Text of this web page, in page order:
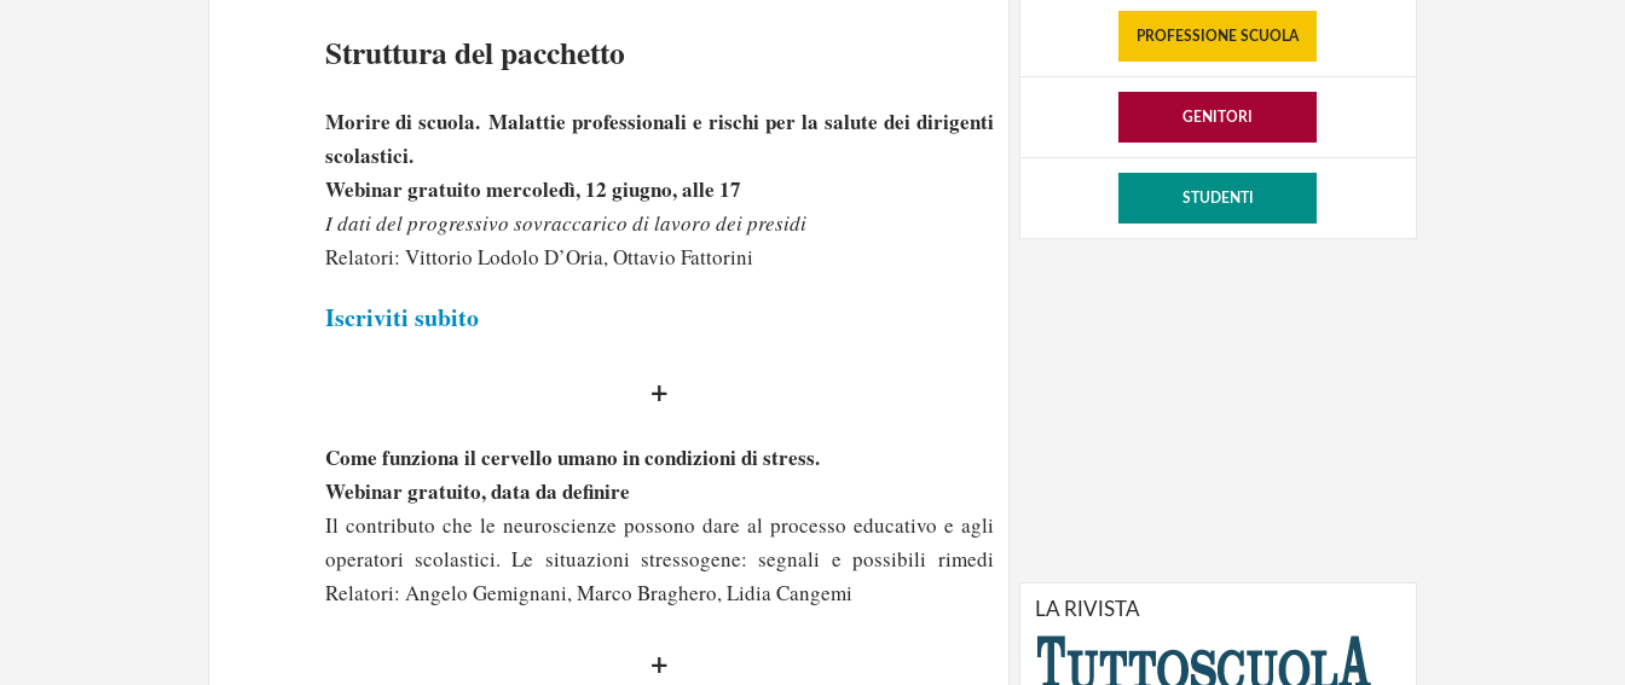
Struttura del pacchetto
Morire di scuola.Malattie professionali e rischi per la salute dei dirigenti
scolastici.
Webinar gratuito mercoledì, 12 giugno, alle 17
I dati del progressivo sovraccarico di lavoro dei presidi
Relatori: Vittorio Lodolo D’Oria, Ottavio Fattorini
Iscriviti subito
+
Come funziona il cervello umano in condizioni di stress.
Webinar gratuito, data da definire
Il contributo che le neuroscienze possono dare al processo educativo e agli
operatori scolastici. Le situazioni stressogene: segnali e possibili rimedi
Relatori: Angelo Gemignani, Marco Braghero, Lidia Cangemi
+
PROFESSIONE SCUOLA
GENITORI
STUDENTI
LA RIVISTA